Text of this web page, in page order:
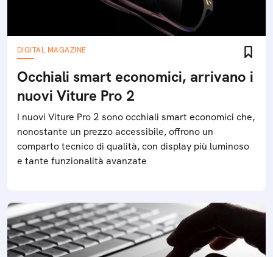
DIGITAL MAGAZINE
Occhiali smart economici, arrivano i
nuovi Viture Pro 2
I nuovi Viture Pro 2 sono occhiali smart economici che,
nonostante un prezzo accessibile, offrono un
comparto tecnico di qualità, con display più luminoso
e tante funzionalità avanzate